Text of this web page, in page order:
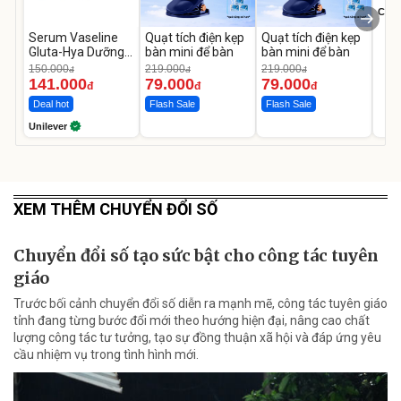
Serum Vaseline
Gluta-Hya Dưỡng
Da Sáng Mịn Sau 7
Ngày
150.000đ
141.000đ
Deal hot
Unilever
Quạt tích điện kẹp
bàn mini để bàn
219.000đ
79.000đ
Flash Sale
Quạt tích điện kẹp
bàn mini để bàn
219.000đ
79.000đ
Flash Sale
XEM THÊM CHUYỂN ĐỔI SỐ
Chuyển đổi số tạo sức bật cho công tác tuyên
giáo
Trước bối cảnh chuyển đổi số diễn ra mạnh mẽ, công tác tuyên giáo
tỉnh đang từng bước đổi mới theo hướng hiện đại, nâng cao chất
lượng công tác tư tưởng, tạo sự đồng thuận xã hội và đáp ứng yêu
cầu nhiệm vụ trong tình hình mới.